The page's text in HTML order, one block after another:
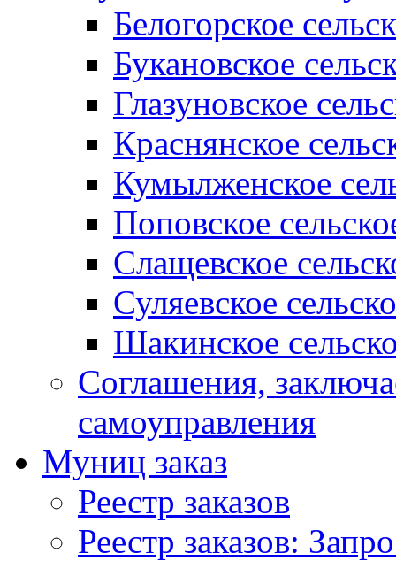
Белогорское
Букановское
Глазуновское
Краснянское
Кумылженское
Поповское
Слащевское
Суляевское
Шакинское
Соглашения,
самоуправления
Муниц заказ
Реестр заказов
Реестр заказов: